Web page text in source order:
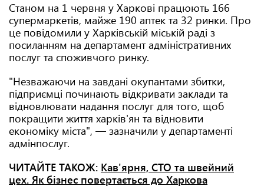
Станом на 1 червня у Харкові працюють 166
супермаркетів, майже 190 аптек та 32 ринки. Про
це повідомили у Харківській міській раді з
посиланням на департамент адміністративних
послуг та споживчого ринку.
"Незважаючи на завдані окупантами збитки,
підприємці починають відкривати заклади та
відновлювати надання послуг для того, щоб
покращити життя харків'ян та відновити
економіку міста", — зазначили у департаменті
адмінпослуг.
ЧИТАЙТЕ ТАКОЖ: Кав'ярня, СТО та швейний
цех. Як бізнес повертається до Харкова